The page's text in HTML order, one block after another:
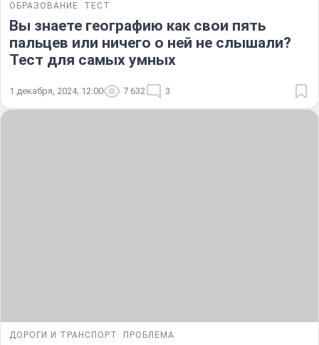
ОБРАЗОВАНИЕ ТЕСТ
Вы знаете географию как свои пять
пальцев или ничего о ней не слышали?
Тест для самых умных
1 декабря, 2024, 12:00 7 632 3
ДОРОГИ И ТРАНСПОРТ ПРОБЛЕМА